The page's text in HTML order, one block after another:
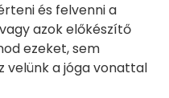
és felvenni a
azok előkészítő
ezeket, sem
velünk a jóga vonattal